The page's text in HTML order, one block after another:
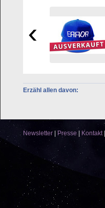
Erzähl allen davon:
Newsletter Presse| Kontakt|